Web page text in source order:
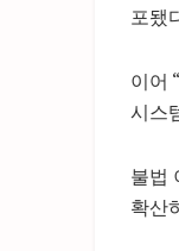
포됐
이어
시스
불법
확산